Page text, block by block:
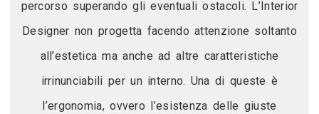
percorso superando gli eventuali ostacoli. L’Interior
Designer non progetta facendo attenzione soltanto
all’estetica ma anche ad altre caratteristiche
irrinunciabili per un interno. Una di queste è
l’ergonomia, ovvero l’esistenza delle giuste